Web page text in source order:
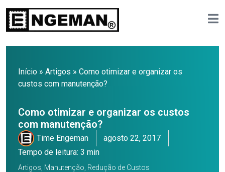
Início » Artigos » Como otimizar e organizar os
custos com manutenção?
Como otimizar e organizar os custos
com manutenção?
Time Engeman
agosto 22, 2017
Tempo de leitura: 3 min
Artigos Manutenção Redução de Custos